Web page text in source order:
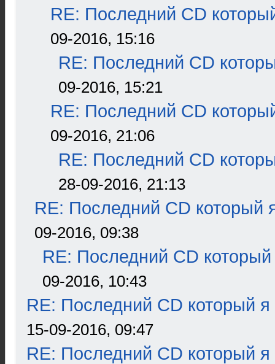
RE: Последний CD
09-2016, 15:16
RE: Последний CD
09-2016, 15:21
RE: Последний CD
09-2016, 21:06
RE: Последний CD
28-09-2016, 21:13
RE: Последний CD который
09-2016, 09:38
RE: Последний CD который
09-2016, 10:43
RE: Последний CD который я
15-09-2016, 09:47
RE: Последний CD который я